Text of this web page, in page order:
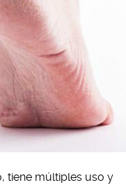
tiene múltiples uso y